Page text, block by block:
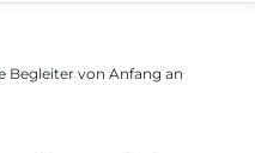
Begleiter von Anfang an